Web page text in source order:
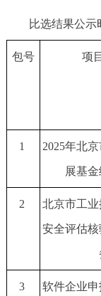
比选结果公示
包号 项
1 2025年北
展基
2 北京市工
安全评估
3 软件企业